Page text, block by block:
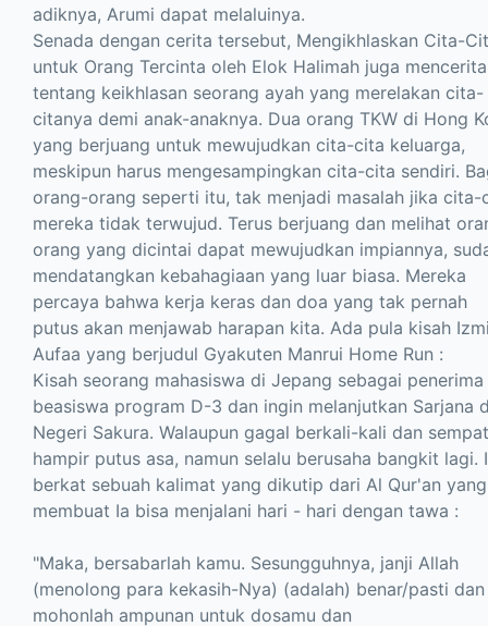
adiknya, Arumi dapat melaluinya.
Senada dengan cerita tersebut, Mengikhlaskan Cita-
untuk Orang Tercinta oleh Elok Halimah juga
tentang keikhlasan seorang ayah yang merelakan cita-
citanya demi anak-anaknya. Dua orang TKW di Hong
yang berjuang untuk mewujudkan cita-cita keluarga,
meskipun harus mengesampingkan cita-cita sendiri.
orang-orang seperti itu, tak menjadi masalah jika cita-
mereka tidak terwujud. Terus berjuang dan melihat
orang yang dicintai dapat mewujudkan impiannya,
mendatangkan kebahagiaan yang luar biasa. Mereka
percaya bahwa kerja keras dan doa yang tak pernah
putus akan menjawab harapan kita. Ada pula kisah
Aufaa yang berjudul Gyakuten Manrui Home Run :
Kisah seorang mahasiswa di Jepang sebagai penerima
beasiswa program D-3 dan ingin melanjutkan Sarjana
Negeri Sakura. Walaupun gagal berkali-kali dan sempat
hampir putus asa, namun selalu berusaha bangkit lagi.
berkat sebuah kalimat yang dikutip dari Al Qur'an yang
membuat Ia bisa menjalani hari - hari dengan tawa :
"Maka, bersabarlah kamu. Sesungguhnya, janji Allah
(menolong para kekasih-Nya) (adalah) benar/pasti dan
mohonlah ampunan untuk dosamu dan